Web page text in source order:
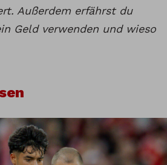
Außerdem erfährst du
Geld verwenden und wieso